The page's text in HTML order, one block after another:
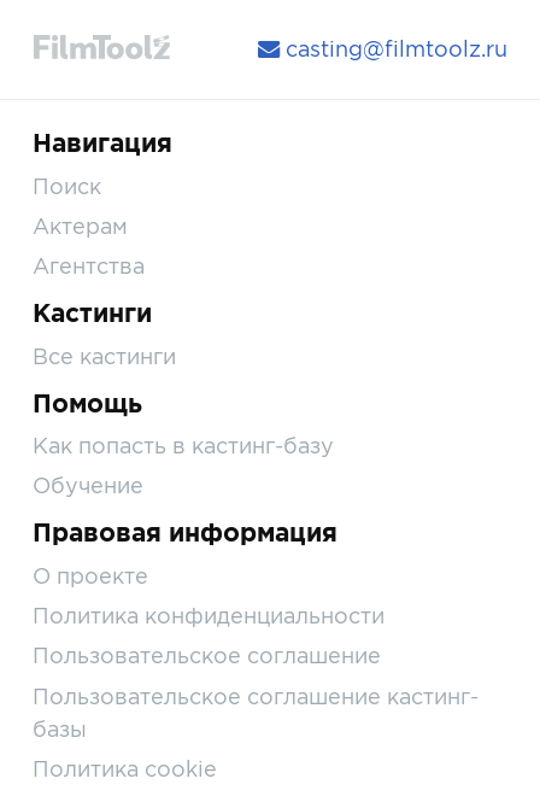
casting@filmtoolz.ru
Навигация
Поиск
Актерам
Агентства
Кастинги
Все кастинги
Помощь
Как попасть в кастинг-базу
Обучение
Правовая информация
О проекте
Политика конфиденциальности
Пользовательское соглашение
Пользовательское соглашение кастинг-
базы
Политика cookie